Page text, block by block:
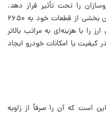
را تحت تأثیر قرار دهد.
خودروسازی که سال گذشته برای تأمین بخشی از قطعات خود به ۲۶۵۰
را با هزینه‌ای به مراتب بالاتر
کیفیت یا امکانات خودرو ایجاد
است که آن را صرفاً از زاویه